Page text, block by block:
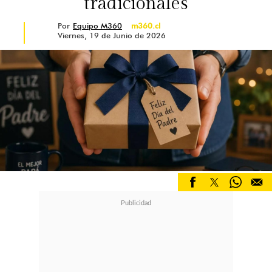
Esta colección ya estádisponible en
todas las tiendas La Fête Chocolat a
lo largo del paísy también en
www.lafetechocolat.com, con
opciones de retiro en tienda,
despacho express y envío
Por Equipo M360
m360.cl
Viernes, 19 de Junio de 2026